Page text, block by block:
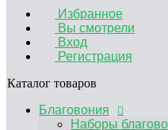
Благовония
Аксессуары
Эфирные масла
Садики Дзен
Декоративные
Курительные
Аромалампы
Подставки под
Прогрессивное
Избранное
Вы смотрели
Вход
Регистрация
Каталог товаров
Благовония
Наборы